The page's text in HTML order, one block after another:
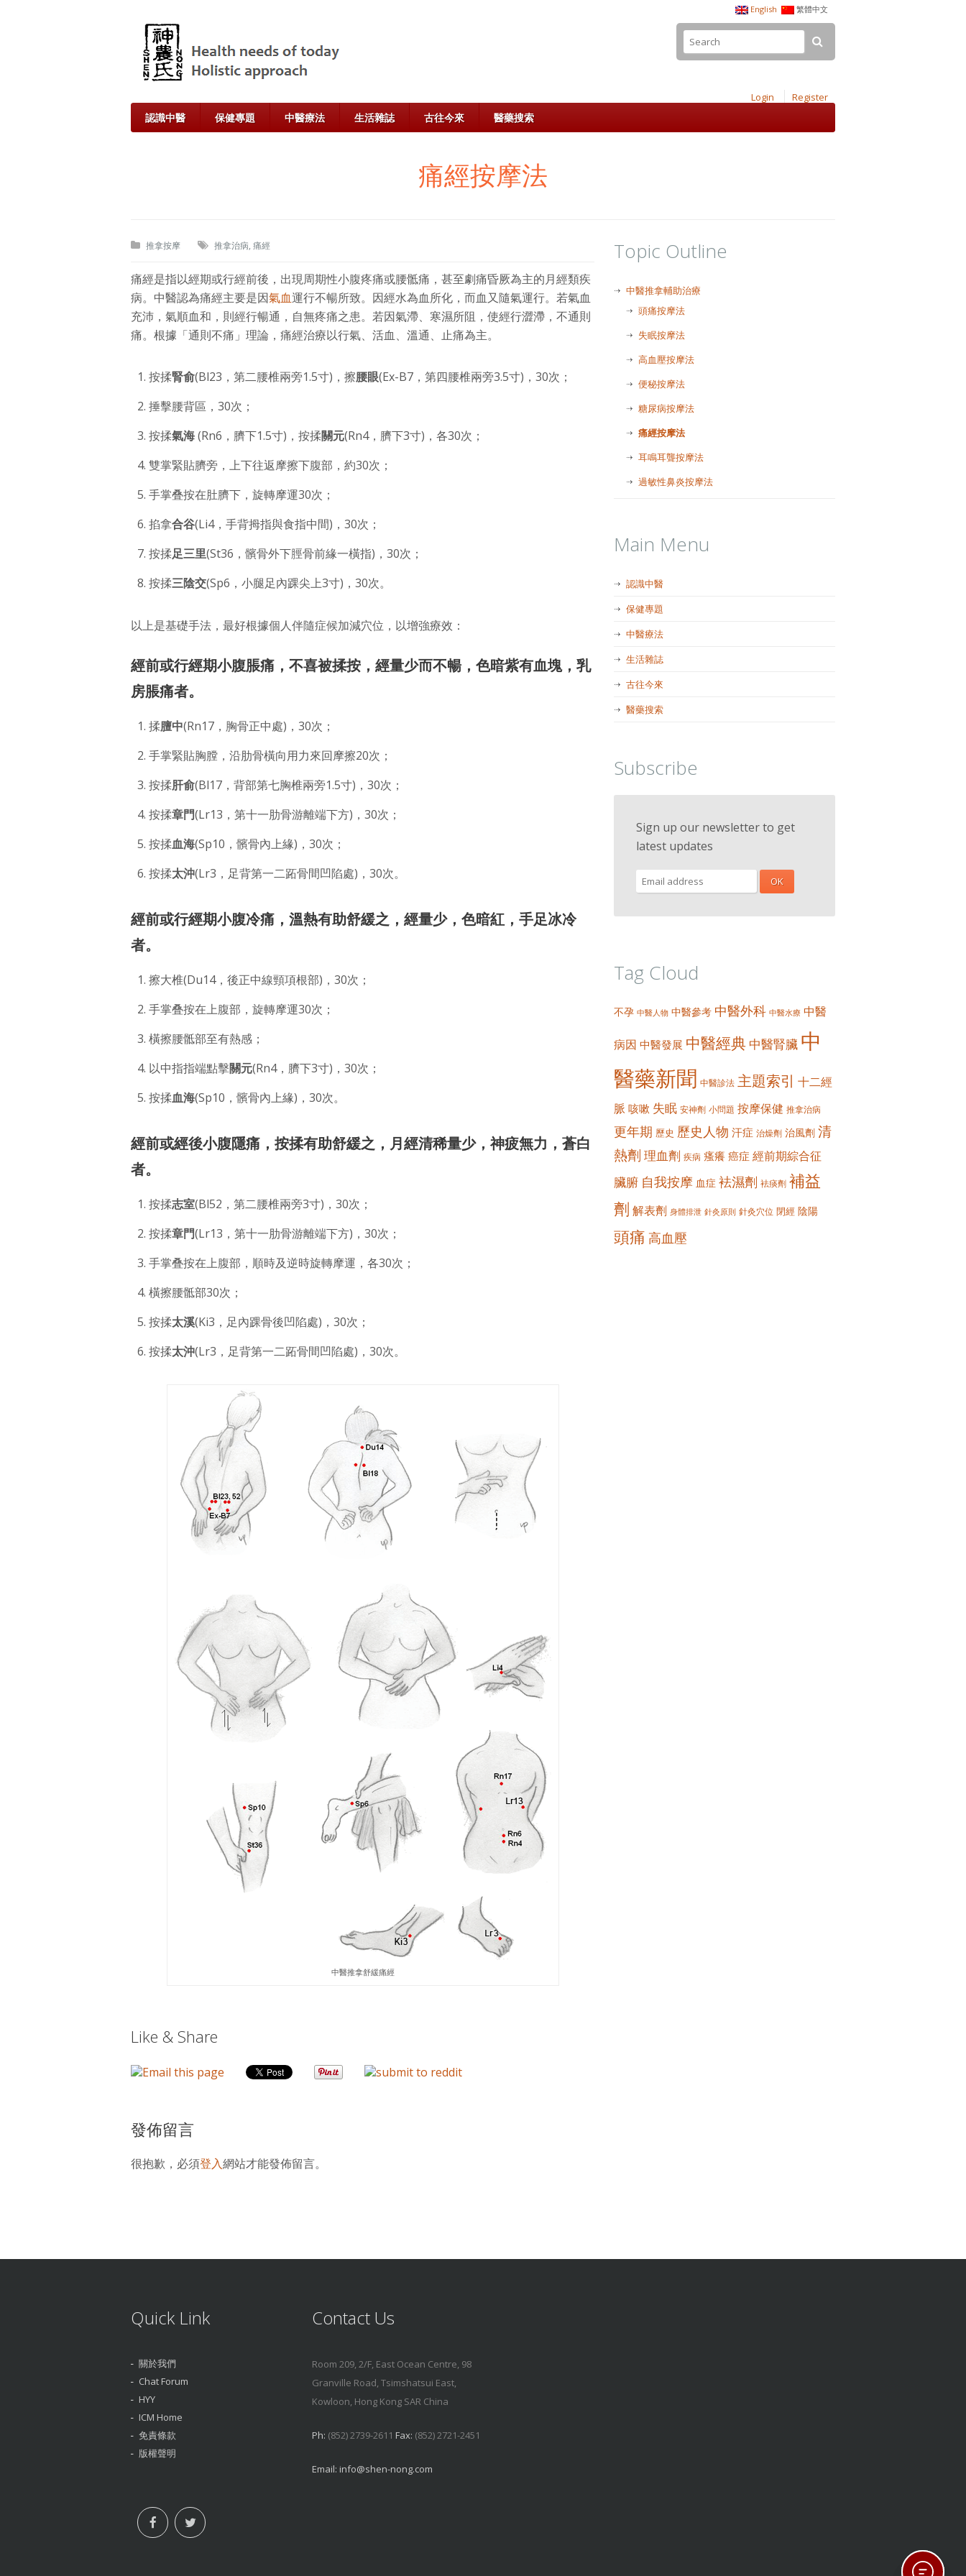
English 繁體中文
Login Register
認識中醫 保健專題 中醫療法 生活雜誌 古往今來 醫藥搜索
痛經按摩法
推拿按摩 推拿治病, 痛經
痛經是指以經期或行經前後，出現周期性小腹疼痛或腰骶痛，甚至劇痛昏厥為主的月經類疾
病。中醫認為痛經主要是因氣血運行不暢所致。因經水為血所化，而血又隨氣運行。若氣血
充沛，氣順血和，則經行暢通，自無疼痛之患。若因氣滯、寒濕所阻，使經行澀滯，不通則
痛。根據「通則不痛」理論，痛經治療以行氣、活血、溫通、止痛為主。
按揉腎俞(Bl23，第二腰椎兩旁1.5寸)，擦腰眼(Ex-B7，第四腰椎兩旁3.5寸)，30次；
捶擊腰背區，30次；
按揉氣海(Rn6，臍下1.5寸)，按揉關元(Rn4，臍下3寸)，各30次；
雙掌緊貼臍旁，上下往返摩擦下腹部，約30次；
手掌叠按在肚臍下，旋轉摩運30次；
掐拿合谷(Li4，手背拇指與食指中間)，30次；
按揉足三里(St36，髕骨外下脛骨前緣一橫指)，30次；
按揉三陰交(Sp6，小腿足內踝尖上3寸)，30次。
以上是基礎手法，最好根據個人伴隨症候加減穴位，以增強療效：
經前或行經期小腹脹痛，不喜被揉按，經量少而不暢，色暗紫有血塊，乳
房脹痛者。
揉膻中(Rn17，胸骨正中處)，30次；
手掌緊貼胸膛，沿肋骨橫向用力來回摩擦20次；
按揉肝俞(Bl17，背部第七胸椎兩旁1.5寸)，30次；
按揉章門(Lr13，第十一肋骨游離端下方)，30次；
按揉血海(Sp10，髕骨內上緣)，30次；
按揉太沖(Lr3，足背第一二跖骨間凹陷處)，30次。
經前或行經期小腹冷痛，溫熱有助舒緩之，經量少，色暗紅，手足冰冷
者。
擦大椎(Du14，後正中線頸項根部)，30次；
手掌叠按在上腹部，旋轉摩運30次；
橫擦腰骶部至有熱感；
以中指指端點擊關元(Rn4，臍下3寸)，30次；
按揉血海(Sp10，髕骨內上緣)，30次。
經前或經後小腹隱痛，按揉有助舒緩之，月經清稀量少，神疲無力，蒼白
者。
按揉志室(Bl52，第二腰椎兩旁3寸)，30次；
按揉章門(Lr13，第十一肋骨游離端下方)，30次；
手掌叠按在上腹部，順時及逆時旋轉摩運，各30次；
橫擦腰骶部30次；
按揉太溪(Ki3，足內踝骨後凹陷處)，30次；
按揉太沖(Lr3，足背第一二跖骨間凹陷處)，30次。
中醫推拿舒緩痛經
Like & Share
發佈留言
很抱歉，必須登入網站才能發佈留言。
Topic Outline
中醫推拿輔助治療
頭痛按摩法
失眠按摩法
高血壓按摩法
便秘按摩法
糖尿病按摩法
痛經按摩法
耳鳴耳聾按摩法
過敏性鼻炎按摩法
Main Menu
認識中醫
保健專題
中醫療法
生活雜誌
古往今來
醫藥搜索
Subscribe
Sign up our newsletter to get
latest updates
Tag Cloud
不孕 中醫人物 中醫參考 中醫外科 中醫水療 中醫
病因 中醫發展 中醫經典 中醫腎臟 中
醫藥新聞 中醫診法 主題索引 十二經
脈 咳嗽 失眠 安神劑 小問題 按摩保健 推拿治病
更年期 歷史 歷史人物 汗症 治燥劑 治風劑 清
熱劑 理血劑 疾病 瘙癢 癌症 經前期綜合征
臟腑 自我按摩 血症 袪濕劑 袪痰劑 補益
劑 解表劑 身體排泄 針灸原則 針灸穴位 閉經 陰陽
頭痛 高血壓
Quick Link
關於我們
Chat Forum
HYY
ICM Home
免責條款
版權聲明
Contact Us
Room 209, 2/F, East Ocean Centre, 98
Granville Road, Tsimshatsui East,
Kowloon, Hong Kong SAR China
Ph: (852) 2739-2611 Fax: (852) 2721-2451
Email: info@shen-nong.com